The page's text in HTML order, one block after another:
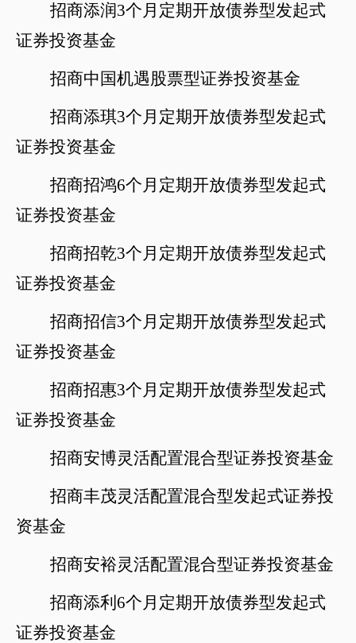
招商添润3个月定期开放债券型发起式
证券投资基金
招商中国机遇股票型证券投资基金
招商添琪3个月定期开放债券型发起式
证券投资基金
招商招鸿6个月定期开放债券型发起式
证券投资基金
招商招乾3个月定期开放债券型发起式
证券投资基金
招商招信3个月定期开放债券型发起式
证券投资基金
招商招惠3个月定期开放债券型发起式
证券投资基金
招商安博灵活配置混合型证券投资基金
招商丰茂灵活配置混合型发起式证券投
资基金
招商安裕灵活配置混合型证券投资基金
招商添利 6个月定期开放债券型发起式
证券投资基金